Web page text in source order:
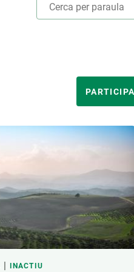
LIDERAT PER
FINANÇAMENT
LIDERATGE CREAF
INACTIU
Observació de la
Temes